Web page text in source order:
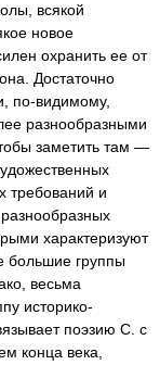
всякой
новое
охранить ее от
Достаточно
по-видимому,
разнообразными
заметить там —
требований и
характеризуют
большие группы
весьма
историко-
поэзию С. с
конца века,